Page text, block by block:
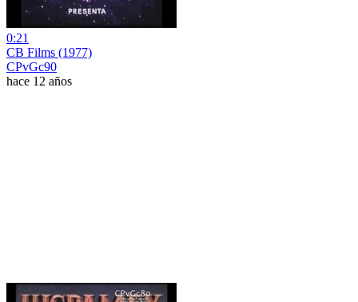
0:21
CB Films (1977)
CPvGc90
hace 12 años